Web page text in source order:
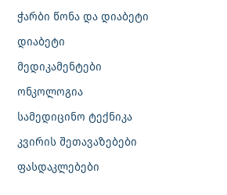
ჭარბი წონა და დიაბეტი
დიაბეტი
მედიკამენტები
ონკოლოგია
სამედიცინო ტექნიკა
კვირის შეთავაზებები
ფასდაკლებები